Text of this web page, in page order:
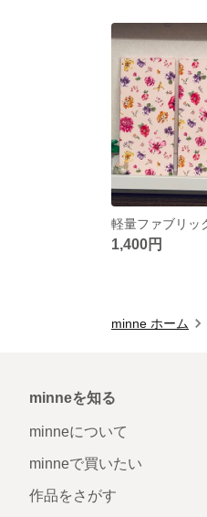
1,400円
minne ホーム
minneを知る
minneについて
minneで買いたい
作品をさがす